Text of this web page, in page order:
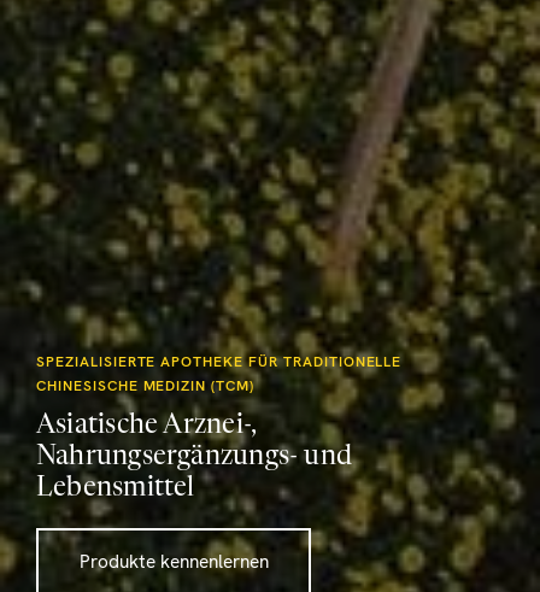
SPEZIALISIERTE APOTHEKE FÜR TRADITIONELLE
CHINESISCHE MEDIZIN (TCM)
Asiatische Arznei-,
Nahrungsergänzungs- und
Lebensmittel
Produkte kennenlernen